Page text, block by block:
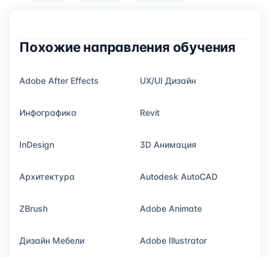
Похожие направления обучения
Adobe After Effects UX/UI Дизайн
Инфографика Revit
InDesign 3D Анимация
Архитектура Autodesk AutoCAD
ZBrush Adobe Animate
Дизайн Мебели Adobe Illustrator